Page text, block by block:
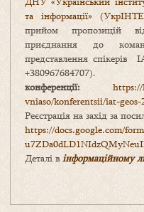
та інформації»
прийом пропозицій
приєднання до
представлення спікерів
конференції:
vniaso/konferentsii/iat-geos-
Реєстрація на захід за
https://docs.google.com/
Деталі в інформаційному